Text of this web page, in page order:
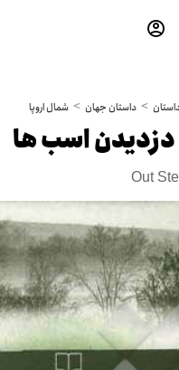
داستان جهان شمال اروپا
دزدیدن اسب ها
Out